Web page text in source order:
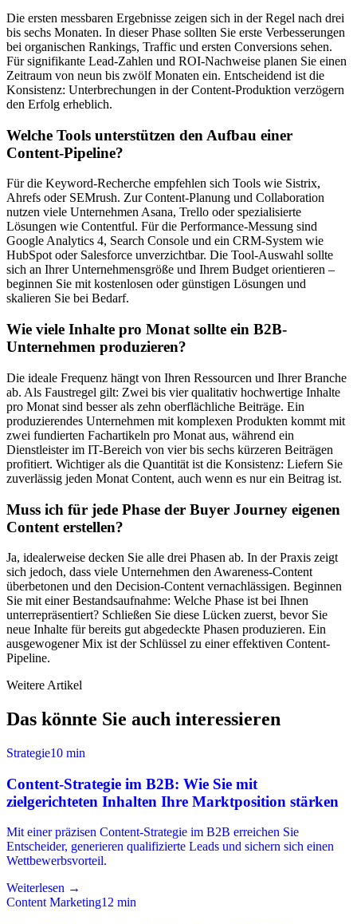
Die ersten messbaren Ergebnisse zeigen sich in der Regel nach drei
bis sechs Monaten. In dieser Phase sollten Sie erste Verbesserungen
bei organischen Rankings, Traffic und ersten Conversions sehen.
Für signifikante Lead-Zahlen und ROI-Nachweise planen Sie einen
Zeitraum von neun bis zwölf Monaten ein. Entscheidend ist die
Konsistenz: Unterbrechungen in der Content-Produktion verzögern
den Erfolg erheblich.
Welche Tools unterstützen den Aufbau einer
Content-Pipeline?
Für die Keyword-Recherche empfehlen sich Tools wie Sistrix,
Ahrefs oder SEMrush. Zur Content-Planung und Collaboration
nutzen viele Unternehmen Asana, Trello oder spezialisierte
Lösungen wie Contentful. Für die Performance-Messung sind
Google Analytics 4, Search Console und ein CRM-System wie
HubSpot oder Salesforce unverzichtbar. Die Tool-Auswahl sollte
sich an Ihrer Unternehmensgröße und Ihrem Budget orientieren –
beginnen Sie mit kostenlosen oder günstigen Lösungen und
skalieren Sie bei Bedarf.
Wie viele Inhalte pro Monat sollte ein B2B-
Unternehmen produzieren?
Die ideale Frequenz hängt von Ihren Ressourcen und Ihrer Branche
ab. Als Faustregel gilt: Zwei bis vier qualitativ hochwertige Inhalte
pro Monat sind besser als zehn oberflächliche Beiträge. Ein
produzierendes Unternehmen mit komplexen Produkten kommt mit
zwei fundierten Fachartikeln pro Monat aus, während ein
Dienstleister im IT-Bereich von vier bis sechs kürzeren Beiträgen
profitiert. Wichtiger als die Quantität ist die Konsistenz: Liefern Sie
zuverlässig jeden Monat Content, auch wenn es nur ein Beitrag ist.
Muss ich für jede Phase der Buyer Journey eigenen
Content erstellen?
Ja, idealerweise decken Sie alle drei Phasen ab. In der Praxis zeigt
sich jedoch, dass viele Unternehmen den Awareness-Content
überbetonen und den Decision-Content vernachlässigen. Beginnen
Sie mit einer Bestandsaufnahme: Welche Phase ist bei Ihnen
unterrepräsentiert? Schließen Sie diese Lücken zuerst, bevor Sie
neue Inhalte für bereits gut abgedeckte Phasen produzieren. Ein
ausgewogener Mix ist der Schlüssel zu einer effektiven Content-
Pipeline.
Weitere Artikel
Das könnte Sie auch interessieren
Strategie10 min
Content-Strategie im B2B: Wie Sie mit
zielgerichteten Inhalten Ihre Marktposition stärken
Mit einer präzisen Content-Strategie im B2B erreichen Sie
Entscheider, generieren qualifizierte Leads und sichern sich einen
Wettbewerbsvorteil.
Weiterlesen →
Content Marketing12 min